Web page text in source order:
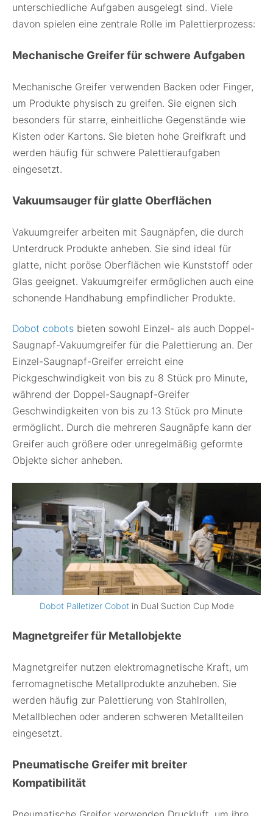
unterschiedliche Aufgaben ausgelegt sind. Viele
davon spielen eine zentrale Rolle im Palettierprozess:
Mechanische Greifer für schwere Aufgaben
Mechanische Greifer verwenden Backen oder Finger,
um Produkte physisch zu greifen. Sie eignen sich
besonders für starre, einheitliche Gegenstände wie
Kisten oder Kartons. Sie bieten hohe Greifkraft und
werden häufig für schwere Palettieraufgaben
eingesetzt.
Vakuumsauger für glatte Oberflächen
Vakuumgreifer arbeiten mit Saugnäpfen, die durch
Unterdruck Produkte anheben. Sie sind ideal für
glatte, nicht poröse Oberflächen wie Kunststoff oder
Glas geeignet. Vakuumgreifer ermöglichen auch eine
schonende Handhabung empfindlicher Produkte.
Dobot cobots bieten sowohl Einzel- als auch Doppel-
Saugnapf-Vakuumgreifer für die Palettierung an. Der
Einzel-Saugnapf-Greifer erreicht eine
Pickgeschwindigkeit von bis zu 8 Stück pro Minute,
während der Doppel-Saugnapf-Greifer
Geschwindigkeiten von bis zu 13 Stück pro Minute
ermöglicht. Durch die mehreren Saugnäpfe kann der
Greifer auch größere oder unregelmäßig geformte
Objekte sicher anheben.
Dobot Palletizer Cobot in Dual Suction Cup Mode
Magnetgreifer für Metallobjekte
Magnetgreifer nutzen elektromagnetische Kraft, um
ferromagnetische Metallprodukte anzuheben. Sie
werden häufig zur Palettierung von Stahlrollen,
Metallblechen oder anderen schweren Metallteilen
eingesetzt.
Pneumatische Greifer mit breiter
Kompatibilität